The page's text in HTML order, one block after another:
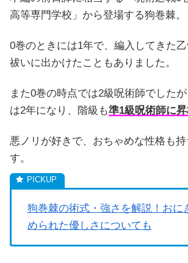
高等専門学校」から登場する狗巻棘。
0巻のときには1年で、編入してきた
祓いに出かけたこともありました。
また0巻の時点では2級呪術師でした
は2年になり、階級も準1級呪術師に
悪ノリが好きで、おちゃめな性格も持
す。
狗巻棘の術式・強さを解説！おに
められた優しさについても